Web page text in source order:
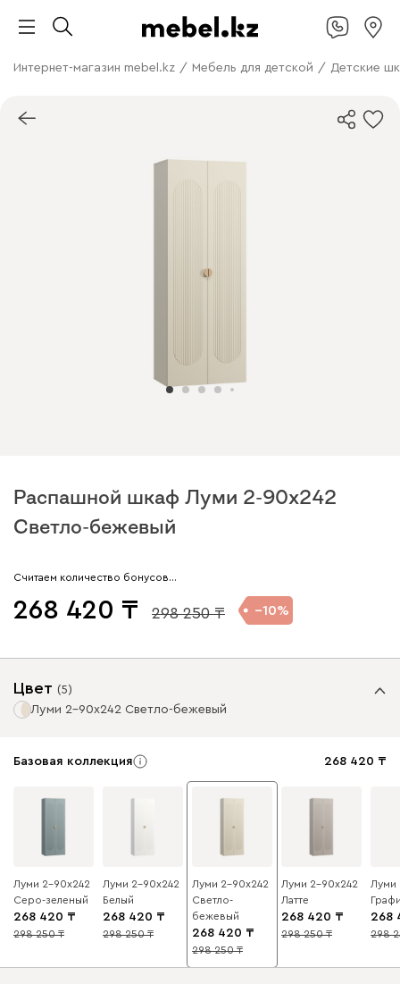
Интернет-магазин mebel.kz / Мебель для детской / Детские
Распашной шкаф Луми 2-90x242
Светло-бежевый
Считаем количество бонусов…
268 420 298 250 10
Цвет (5)
Луми 2-90x242 Светло-бежевый
Базовая коллекция 268 420
Луми 2-90x242
Серо-зеленый
268 420
10
298 250
Луми 2-90x242
Белый
268 420
10
298 250
Луми 2-90x242
Светло-
бежевый
268 420
10
298 250
Луми 2-90x242
Латте
268 420
10
298 250
Луми
268
10
298